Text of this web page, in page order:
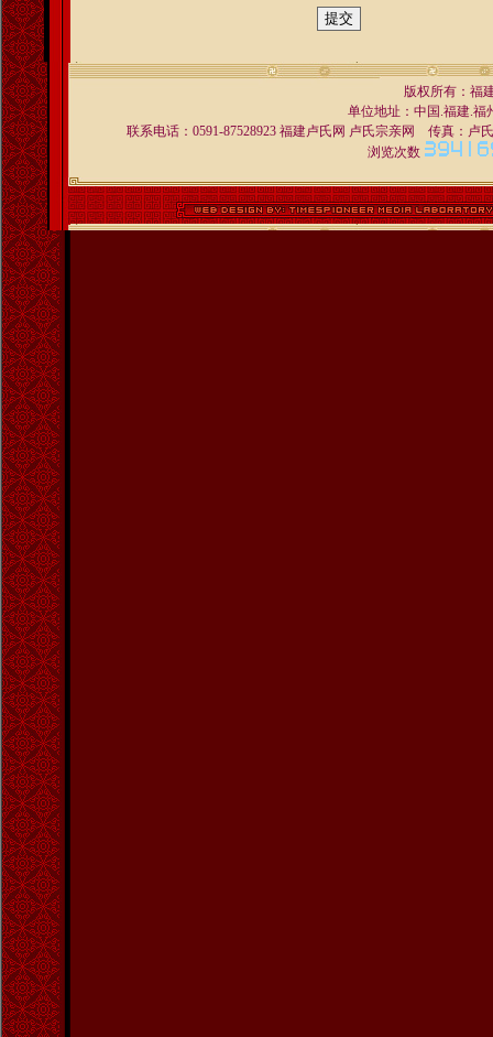
版权所有：福
单位地址：中国.福建.福
联系电话：0591-87528923 福建卢氏网 卢氏宗亲网 传真：卢
浏览次数